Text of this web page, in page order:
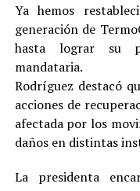
Ya hemos
generación de
hasta lograr su
mandataria.
Rodríguez destacó
acciones de
afectada por los
daños en distintas
La presidenta